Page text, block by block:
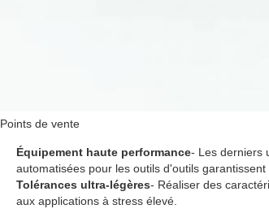
Points de vente
Équipement haute performance- Les derniers
automatisées pour les outils d'outils
Tolérances ultra-légères- Réaliser des
aux applications à stress élevé.